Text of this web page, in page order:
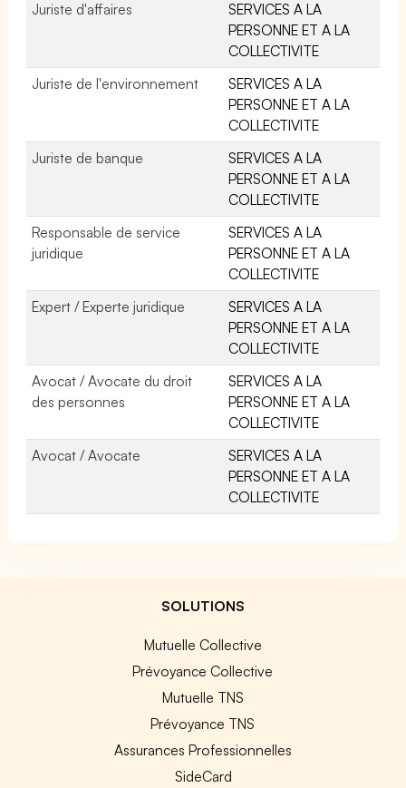
Juriste d'affaires
SERVICES A LA
PERSONNE ET A LA
COLLECTIVITE
Juriste de l'environnement
SERVICES A LA
PERSONNE ET A LA
COLLECTIVITE
Juriste de banque
SERVICES A LA
PERSONNE ET A LA
COLLECTIVITE
Responsable de service
juridique
SERVICES A LA
PERSONNE ET A LA
COLLECTIVITE
Expert / Experte juridique
SERVICES A LA
PERSONNE ET A LA
COLLECTIVITE
Avocat / Avocate du droit
des personnes
SERVICES A LA
PERSONNE ET A LA
COLLECTIVITE
Avocat / Avocate
SERVICES A LA
PERSONNE ET A LA
COLLECTIVITE
SOLUTIONS
Mutuelle Collective
Prévoyance Collective
Mutuelle TNS
Prévoyance TNS
Assurances Professionnelles
SideCard